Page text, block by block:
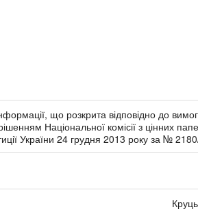
що розкрита відповідно до
Національної комісії з цінних
України 24 грудня 2013 року за №